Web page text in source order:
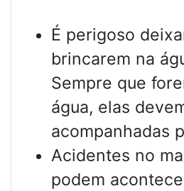
É perigoso
brincarem na
Sempre que
água, elas
acompanhadas
Acidentes no
podem